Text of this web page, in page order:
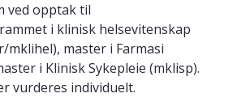
ved opptak til
i klinisk helsevitenskap
master i Farmasi
i Klinisk Sykepleie (mklisp).
vurderes individuelt.